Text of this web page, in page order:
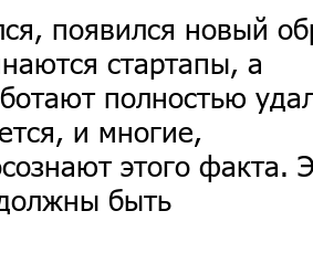
появился новый
стартапы, а
полностью
и многие,
этого факта.
быть